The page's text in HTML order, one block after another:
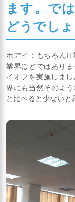
ます。で
どうでし
ホアイ：もちろん
業界ほどではあり
イオフを実施しま
界にも当然そのよ
と比べると少ないと